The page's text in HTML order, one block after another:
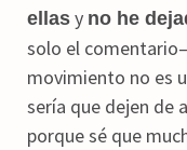
ellas y no he
solo el
movimiento no es
sería que dejen de
porque sé que